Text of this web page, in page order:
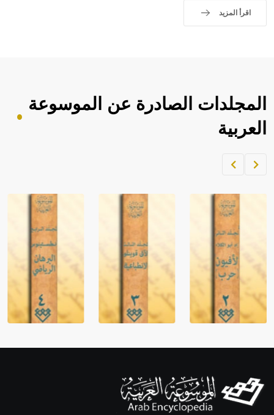
حيث تقتصر القيمة الصوتية للعلامة الك
اقرأ المزيد
المجلدات الصادرة عن الموسوعة
العربية